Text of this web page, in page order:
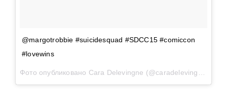
@margotrobbie #suicidesquad #SDCC15 #comiccon
#lovewins